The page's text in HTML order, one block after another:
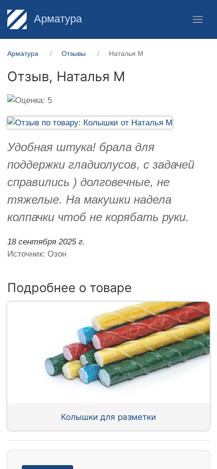
Арматура
Арматура Отзывы Наталья М
Отзыв, Наталья М
Удобная штука! брала для
поддержки гладиолусов, с задачей
справились ) долговечные, не
тяжелые. На макушки надела
колпачки чтоб не корябать руки.
18 сентября 2025 г.
Источник: Озон
Подробнее о товаре
Колышки для разметки